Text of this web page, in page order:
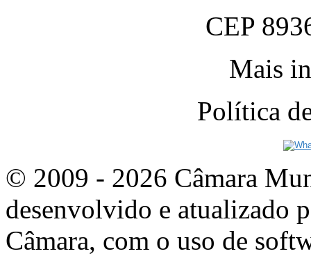
CEP
Mais
Política
© 2009 - 2026 Câmara
desenvolvido e atualizado
Câmara, com o uso de